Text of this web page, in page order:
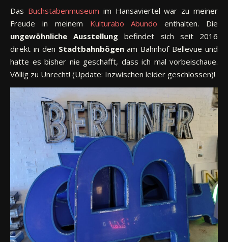
Das Buchstabenmuseum im Hansaviertel war zu meiner
Freude in meinem Kulturabo Abundo enthalten. Die
ungewöhnliche Ausstellung befindet sich seit 2016
direkt in den Stadtbahnbögenam Bahnhof Bellevue und
hatte es bisher nie geschafft, dass ich mal vorbeischaue.
Völlig zu Unrecht! (Update: Inzwischen leider geschlossen)!